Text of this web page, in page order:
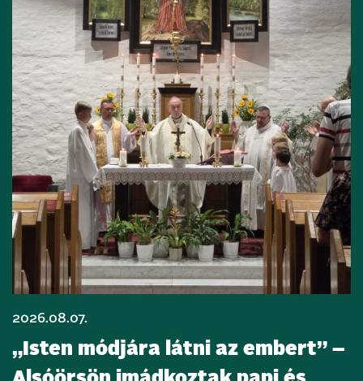
2026.08.07.
„Isten módjára látni az embert” –